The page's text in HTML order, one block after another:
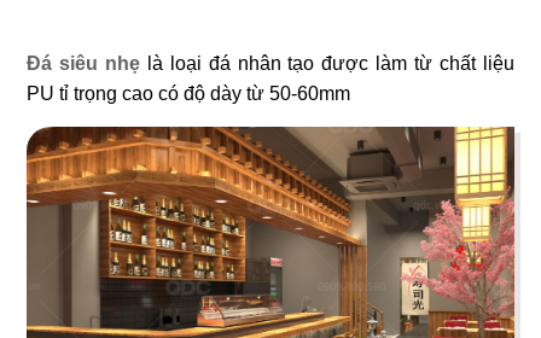
Đá siêu nhẹ là loại đá nhân tạo được làm từ chất liệu
PU tỉ trọng cao có độ dày từ 50-60mm
15
TEXAS
Nhà hàng
16
BABOON
Nightclub